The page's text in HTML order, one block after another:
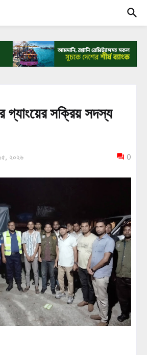
গ্যাংয়ের সক্রিয় সদস্য
২০২৬ 0